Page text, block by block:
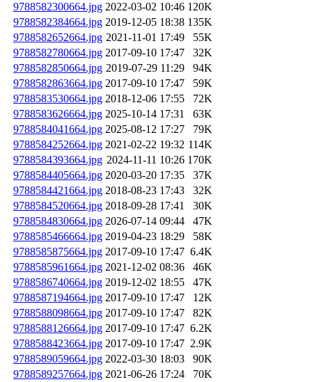
9788582300664.jpg 2022-03-02 10:46 120K
9788582384664.jpg 2019-12-05 18:38 135K
9788582652664.jpg 2021-11-01 17:49
55K
9788582780664.jpg 2017-09-10 17:47
32K
9788582850664.jpg 2019-07-29 11:29
94K
9788582863664.jpg 2017-09-10 17:47
59K
9788583530664.jpg 2018-12-06 17:55
72K
9788583626664.jpg 2025-10-14 17:31
63K
9788584041664.jpg 2025-08-12 17:27
79K
9788584252664.jpg 2021-02-22 19:32 114K
9788584393664.jpg 2024-11-11 10:26 170K
9788584405664.jpg 2020-03-20 17:35
37K
9788584421664.jpg 2018-08-23 17:43
32K
9788584520664.jpg 2018-09-28 17:41
30K
9788584830664.jpg 2026-07-14 09:44
47K
9788585466664.jpg 2019-04-23 18:29
58K
9788585875664.jpg 2017-09-10 17:47 6.4K
9788585961664.jpg 2021-12-02 08:36
46K
9788586740664.jpg 2019-12-02 18:55
47K
9788587194664.jpg 2017-09-10 17:47
12K
9788588098664.jpg 2017-09-10 17:47
82K
9788588126664.jpg 2017-09-10 17:47 6.2K
9788588423664.jpg 2017-09-10 17:47 2.9K
9788589059664.jpg 2022-03-30 18:03
90K
9788589257664.jpg 2021-06-26 17:24
70K